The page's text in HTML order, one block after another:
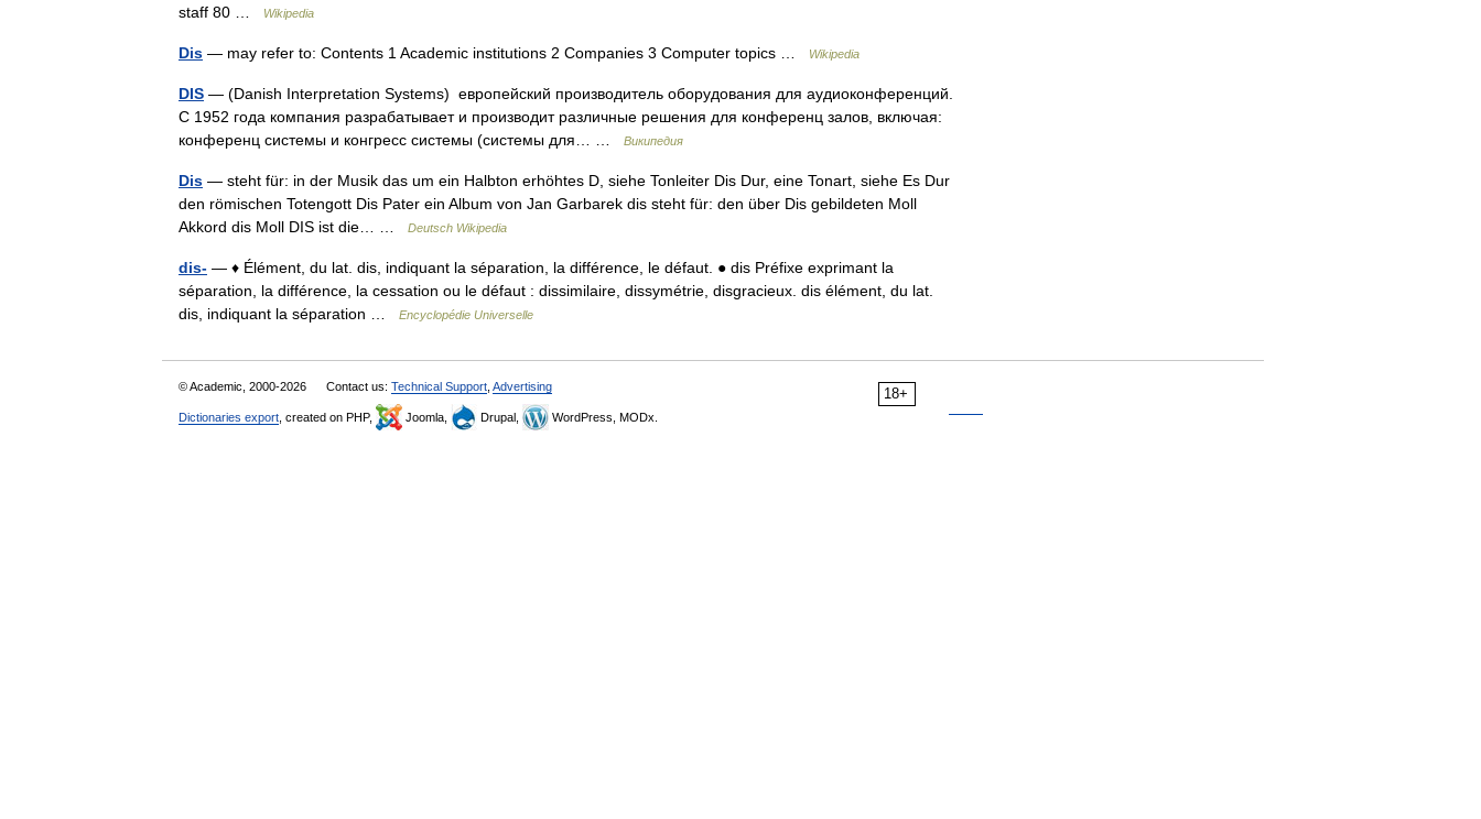
staff 80 …
Wikipedia
Dis — may refer to: Contents 1 Academic institutions 2 Companies 3 Computer topics … Wikipedia
DIS — (Danish Interpretation Systems) европейский производитель оборудования для аудиоконференций.
С 1952 года компания разрабатывает и производит различные решения для конференц залов, включая:
конференц системы и конгресс системы (системы для… …
Википедия
Dis — steht für: in der Musik das um ein Halbton erhöhtes D, siehe Tonleiter Dis Dur, eine Tonart, siehe Es Dur
den römischen Totengott Dis Pater ein Album von Jan Garbarek dis steht für: den über Dis gebildeten Moll
Akkord dis Moll DIS ist die… …
Deutsch Wikipedia
dis- — ♦ Élément, du lat. dis, indiquant la séparation, la différence, le défaut. ● dis Préfixe exprimant la
séparation, la différence, la cessation ou le défaut : dissimilaire, dissymétrie, disgracieux. dis élément, du lat.
dis, indiquant la séparation …
Encyclopédie Universelle
18+
© Academic, 2000-2026 Contact us: Technical Support Advertising
Dictionaries export , created on PHP, Joomla, Drupal, WordPress, MODx.